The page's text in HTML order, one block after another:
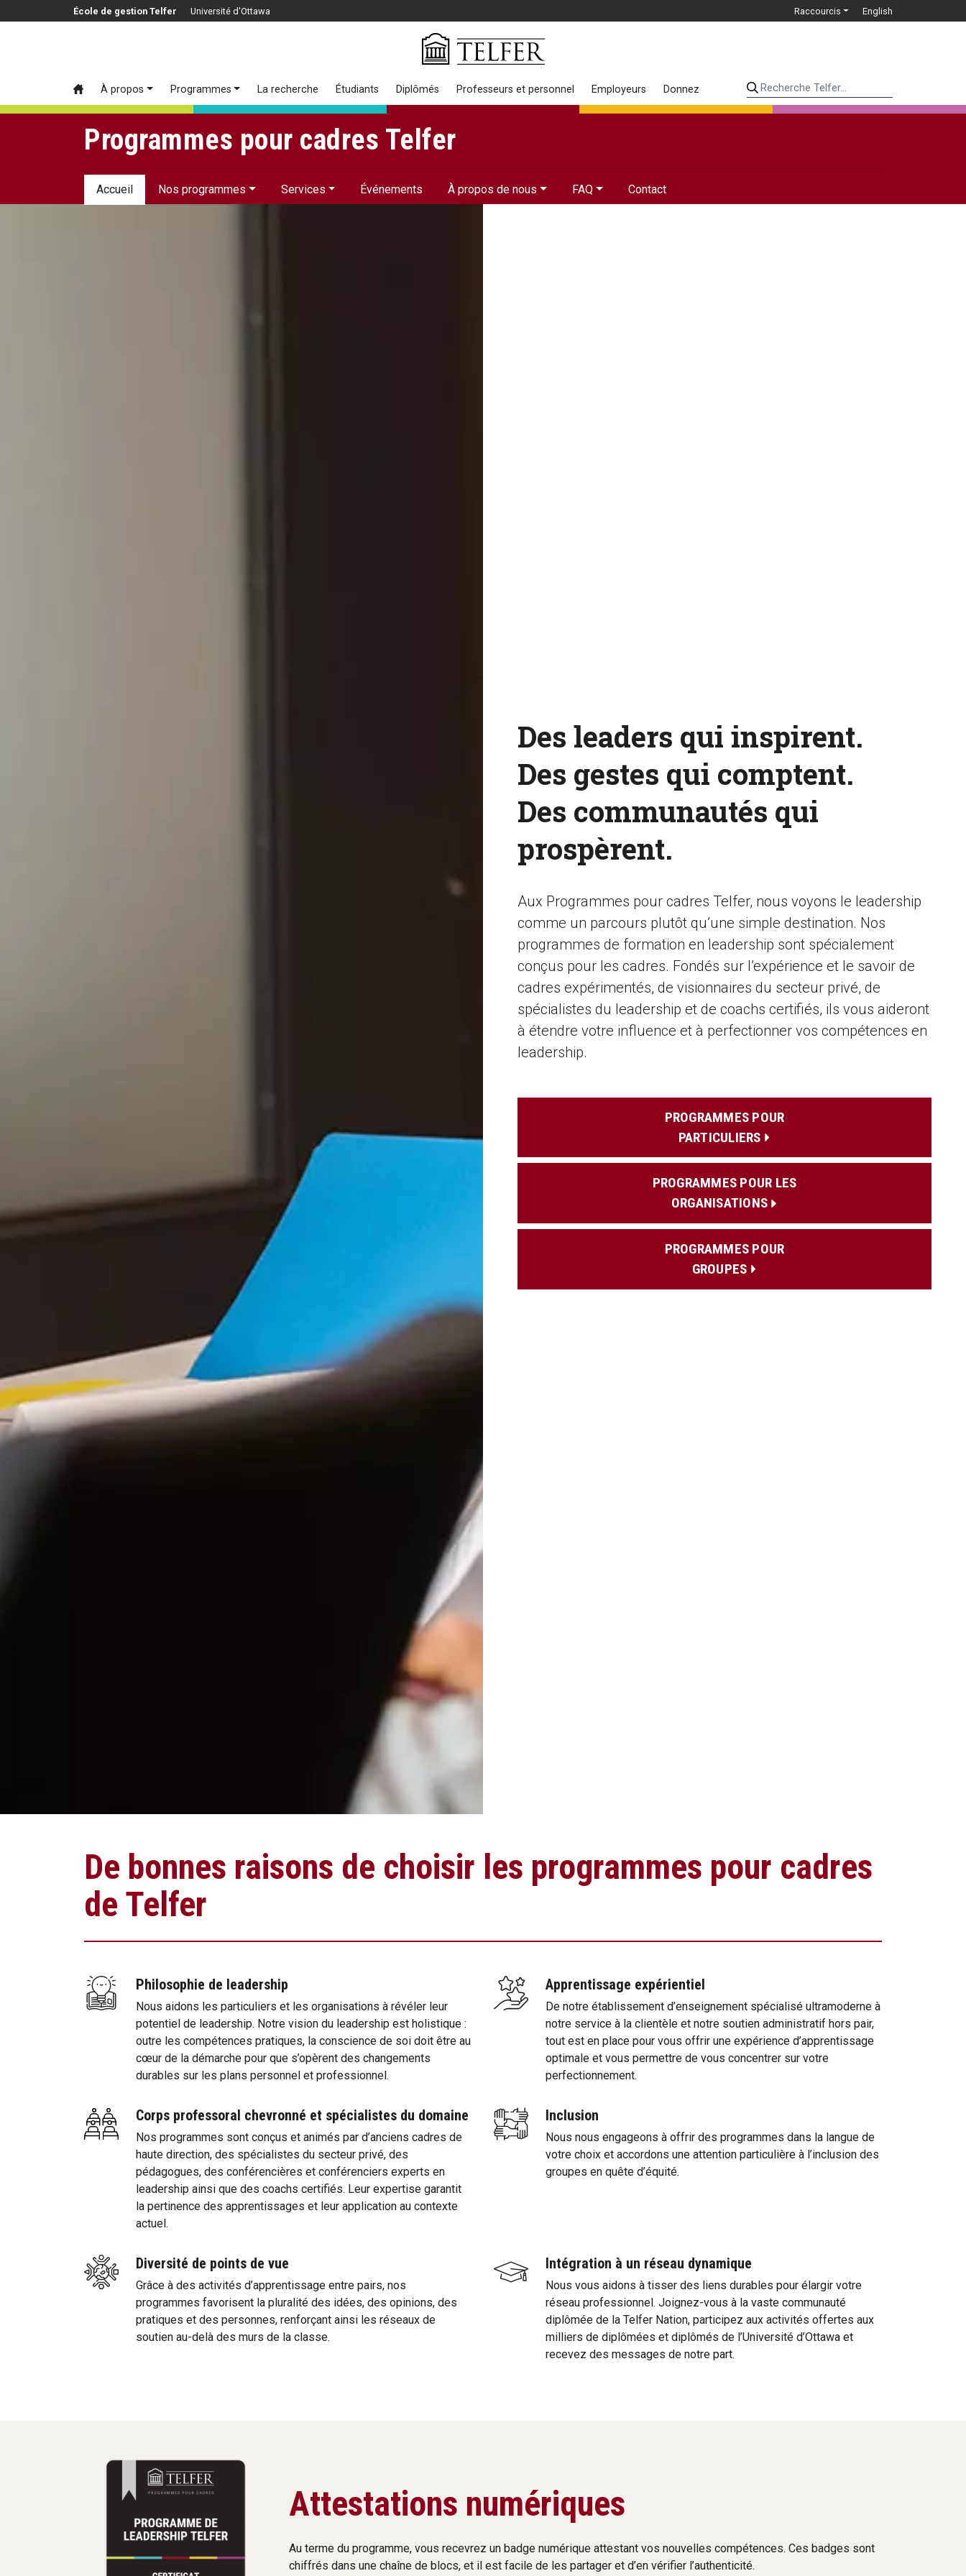
Passer au contenu principal
École de gestion Telfer Université d'Ottawa Raccourcis English
À propos Programmes La recherche Étudiants Diplômés Professeurs et personnel Employeurs DonnezRecherche Telfer...
Programmes pour cadres Telfer
Accueil Nos programmes Services Événements À propos de nous FAQ Contact
Des leaders qui inspirent.
Des gestes qui comptent.
Des communautés qui
prospèrent.
Aux Programmes pour cadres Telfer, nous voyons le leadership
comme un parcours plutôt qu’une simple destination. Nos
programmes de formation en leadership sont spécialement
conçus pour les cadres. Fondés sur l’expérience et le savoir de
cadres expérimentés, de visionnaires du secteur privé, de
spécialistes du leadership et de coachs certifiés, ils vous aideront
à étendre votre influence et à perfectionner vos compétences en
leadership.
PROGRAMMES POUR
PARTICULIERS
PROGRAMMES POUR LES
ORGANISATIONS
PROGRAMMES POUR
GROUPES
De bonnes raisons de choisir les programmes pour cadres
de Telfer
Philosophie de leadership
Nous aidons les particuliers et les organisations à révéler leur
potentiel de leadership. Notre vision du leadership est holistique :
outre les compétences pratiques, la conscience de soi doit être au
cœur de la démarche pour que s’opèrent des changements
durables sur les plans personnel et professionnel.
Apprentissage expérientiel
De notre établissement d’enseignement spécialisé ultramoderne à
notre service à la clientèle et notre soutien administratif hors pair,
tout est en place pour vous offrir une expérience d’apprentissage
optimale et vous permettre de vous concentrer sur votre
perfectionnement.
Corps professoral chevronné et spécialistes du domaine
Nos programmes sont conçus et animés par d’anciens cadres de
haute direction, des spécialistes du secteur privé, des
pédagogues, des conférencières et conférenciers experts en
leadership ainsi que des coachs certifiés. Leur expertise garantit
la pertinence des apprentissages et leur application au contexte
actuel.
Inclusion
Nous nous engageons à offrir des programmes dans la langue de
votre choix et accordons une attention particulière à l’inclusion des
groupes en quête d’équité.
Diversité de points de vue
Grâce à des activités d’apprentissage entre pairs, nos
programmes favorisent la pluralité des idées, des opinions, des
pratiques et des personnes, renforçant ainsi les réseaux de
soutien au-delà des murs de la classe.
Intégration à un réseau dynamique
Nous vous aidons à tisser des liens durables pour élargir votre
réseau professionnel. Joignez-vous à la vaste communauté
diplômée de la Telfer Nation, participez aux activités offertes aux
milliers de diplômées et diplômés de l’Université d’Ottawa et
recevez des messages de notre part.
Attestations numériques
Au terme du programme, vous recevrez un badge numérique attestant vos nouvelles compétences. Ces badges sont
chiffrés dans une chaîne de blocs, et il est facile de les partager et d’en vérifier l’authenticité.